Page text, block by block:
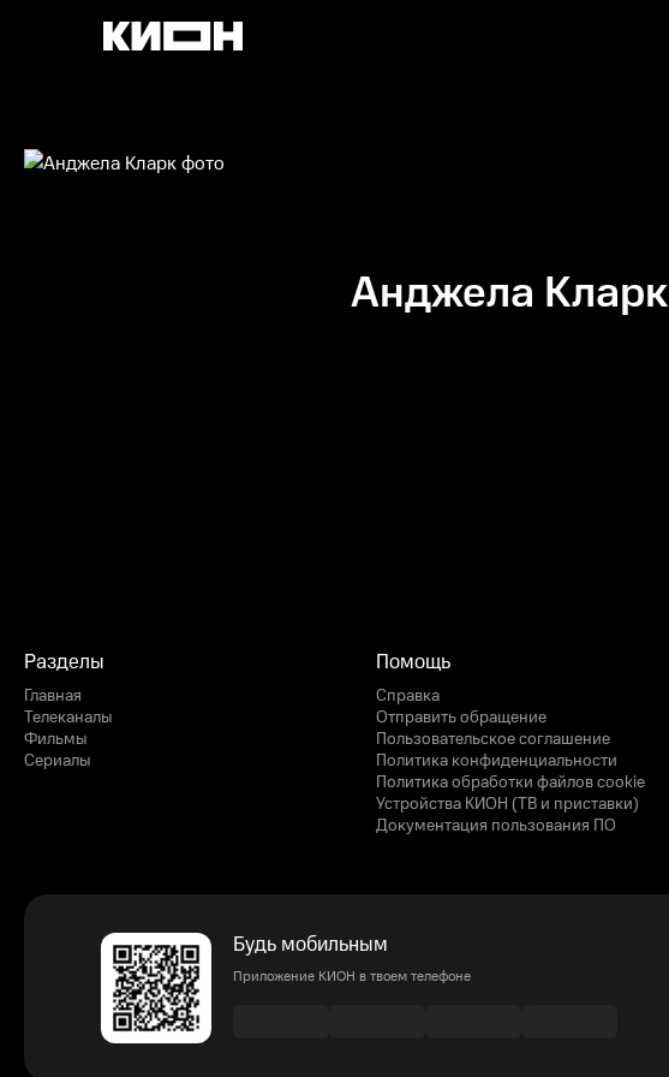
Анджела Кларк
Разделы
Главная
Телеканалы
Фильмы
Сериалы
Помощь
Справка
Отправить обращение
Пользовательское соглашение
Политика конфиденциальности
Политика обработки файлов cookie
Устройства КИОН (ТВ и приставки)
Документация пользования ПО
Будь мобильным
Приложение КИОН в твоем телефоне